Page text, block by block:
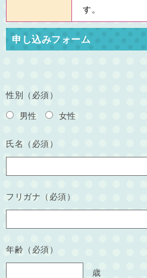
す。
申し込みフォーム
性別（必須）
男性 女性
氏名（必須）
フリガナ（必須）
年齢（必須）
歳